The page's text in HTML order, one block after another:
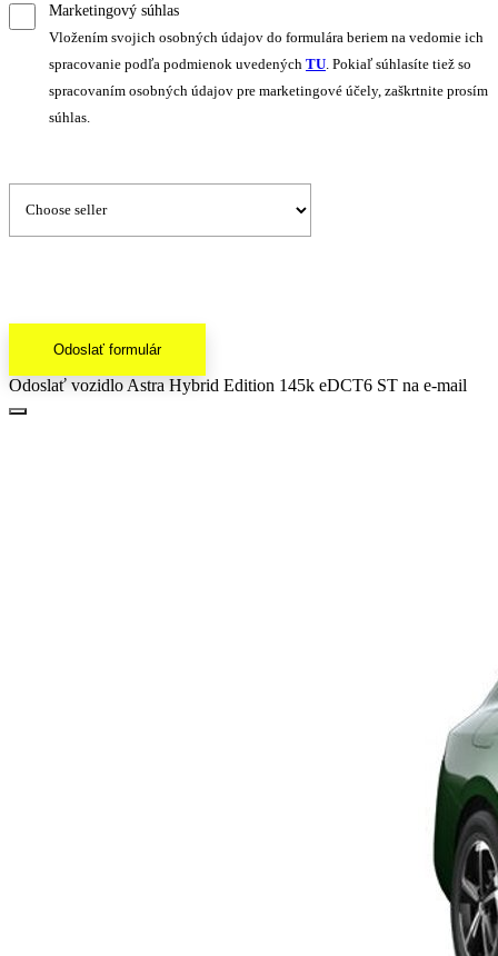
Marketingový súhlas
Vložením svojich osobných údajov do formulára beriem na vedomie ich
spracovanie podľa podmienok uvedených TU . Pokiaľ súhlasíte tiež so
spracovaním osobných údajov pre marketingové účely, zaškrtnite prosím
súhlas.
Odoslať formulár
Odoslať vozidlo Astra Hybrid Edition 145k eDCT6 ST na e-mail